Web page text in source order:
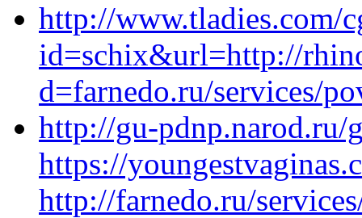
http://www.tladies.com/
id=schix&url=http://
d=farnedo.ru/services/
http://gu-pdnp.narod.ru/
https://
http://farnedo.ru/